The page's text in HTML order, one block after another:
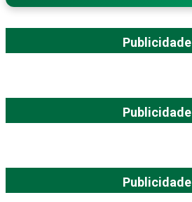
Publicidade
Publicidade
Publicidade